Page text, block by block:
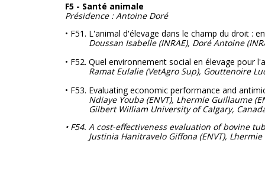
F5 - Santé animale
Présidence : Antoine Doré
• F51. L'animal d'élevage dans le champ du droit :
Doussan Isabelle (INRAE), Doré Antoine
• F52. Quel environnement social en élevage pour
Ramat Eulalie (VetAgro Sup), Gouttenoire
• F53. Evaluating economic performance and
Ndiaye Youba (ENVT), Lhermie Guillaume
Gilbert William University of Calgary,
• F54. A cost-effectiveness evaluation of bovine
Justinia Hanitravelo Giffona (ENVT), Lhermie